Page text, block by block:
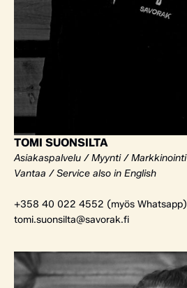
TOMI SUONSILTA
Asiakaspalvelu / Myynti / Markkinointi
Vantaa / Service also in English
+358 40 022 4552 (myös Whatsapp)
tomi.suonsilta@savorak.fi